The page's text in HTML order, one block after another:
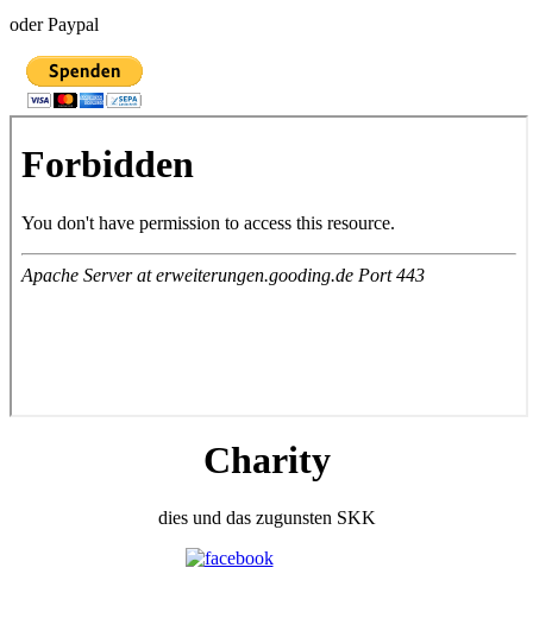
oder Paypal
Charity
dies und das zugunsten SKK